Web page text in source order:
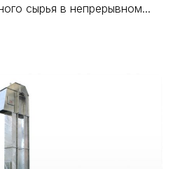
сырья в непрерывном...